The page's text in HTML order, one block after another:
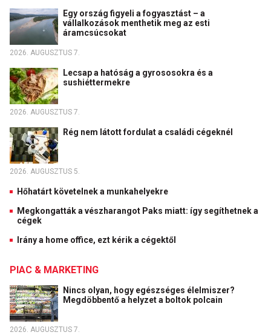
Egy ország figyeli a fogyasztást – a
vállalkozások menthetik meg az esti
áramcsúcsokat
2026. AUGUSZTUS 7.
Lecsap a hatóság a gyrososokra és a
sushiéttermekre
2026. AUGUSZTUS 7.
Rég nem látott fordulat a családi cégeknél
2026. AUGUSZTUS 5.
Hőhatárt követelnek a munkahelyekre
Megkongatták a vészharangot Paks miatt: így segíthetnek a
cégek
Irány a home office, ezt kérik a cégektől
PIAC & MARKETING
Nincs olyan, hogy egészséges élelmiszer?
Megdöbbentő a helyzet a boltok polcain
2026. AUGUSZTUS 7.